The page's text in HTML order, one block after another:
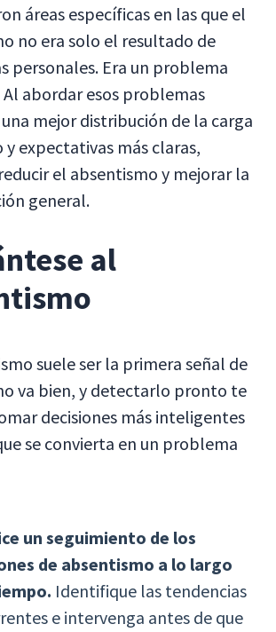
áreas específicas en las que el
no era solo el resultado de
personales. Era un problema
Al abordar esos problemas
mejor distribución de la carga
expectativas más claras,
el absentismo y mejorar la
general.
al
suele ser la primera señal de
va bien, y detectarlo pronto te
decisiones más inteligentes
se convierta en un problema
un seguimiento de los
de absentismo a lo largo
Identifique las tendencias
e intervenga antes de que